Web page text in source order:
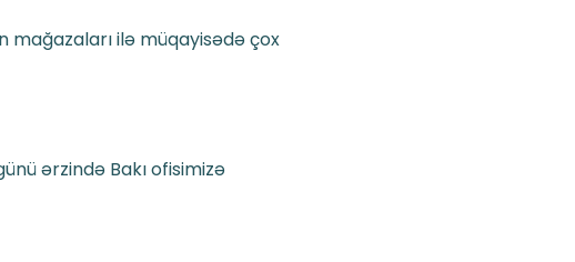
mağazaları ilə müqayisədə çox
ərzində Bakı ofisimizə